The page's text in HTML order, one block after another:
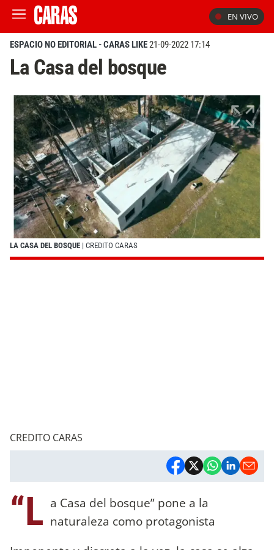
EN VIVO
ESPACIO NO EDITORIAL - CARAS LIKE21-09-2022 17:14
La Casa del bosque
LA CASA DEL BOSQUE | CREDITO CARAS
CREDITO CARAS
“L a Casa del bosque” pone a la
naturaleza como protagonista